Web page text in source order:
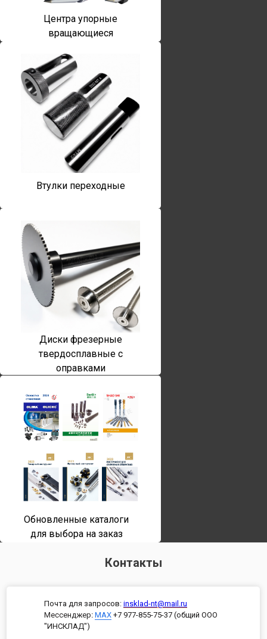
Центра упорные
вращающиеся
Втулки переходные
Диски фрезерные
твердосплавные с
оправками
Обновленные каталоги
для выбора на заказ
Контакты
Почта для запросов: insklad-nt@mail.ru
Мессенджер: MAX +7 977-855-75-37 (общий ООО
"ИНСКЛАД")